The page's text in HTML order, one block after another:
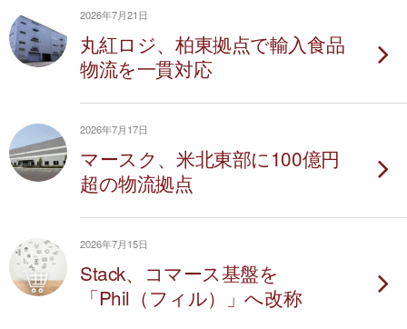
2026年7月21日
丸紅ロジ、柏東拠点で輸入食品
物流を一貫対応
2026年7月17日
マースク、米北東部に100億円
超の物流拠点
2026年7月15日
Stack、コマース基盤を
「Phil（フィル）」へ改称